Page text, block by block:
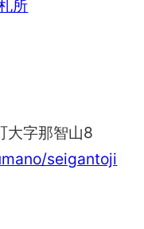
大字那智山8
seigantoji